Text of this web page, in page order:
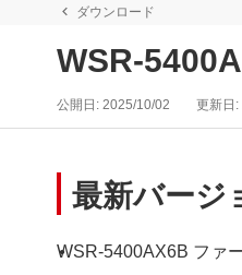
ダウンロード
WSR-
公開日:2025/10/02 更新日:
最新バージ
WSR-5400AX6B ファ